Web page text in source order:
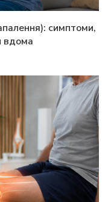
симптоми,
вдома